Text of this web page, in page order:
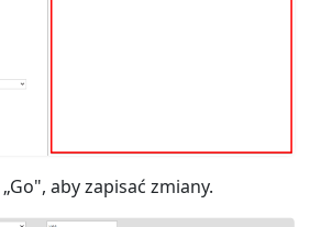
aby zapisać zmiany.